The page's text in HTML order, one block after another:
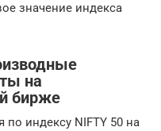
значение индекса
на
бирже
индексу NIFTY 50 на